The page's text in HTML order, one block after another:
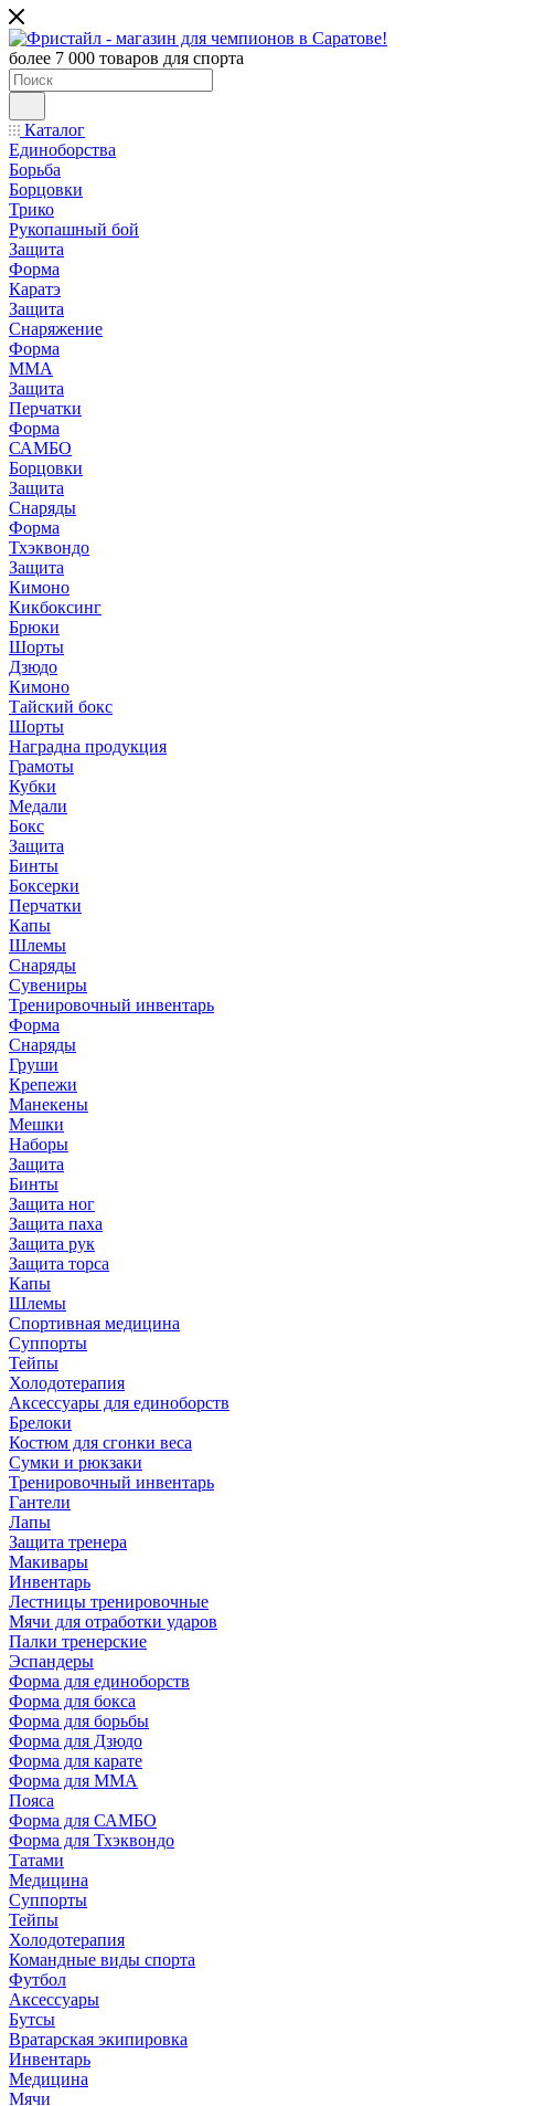
более 7 000 товаров для спорта
Каталог
Единоборства
Борьба
Борцовки
Трико
Рукопашный бой
Защита
Форма
Каратэ
Защита
Снаряжение
Форма
ММА
Защита
Перчатки
Форма
САМБО
Борцовки
Защита
Снаряды
Форма
Тхэквондо
Защита
Кимоно
Кикбоксинг
Брюки
Шорты
Дзюдо
Кимоно
Тайский бокс
Шорты
Наградна продукция
Грамоты
Кубки
Медали
Бокс
Защита
Бинты
Боксерки
Перчатки
Капы
Шлемы
Снаряды
Сувениры
Тренировочный инвентарь
Форма
Снаряды
Груши
Крепежи
Манекены
Мешки
Наборы
Защита
Бинты
Защита ног
Защита паха
Защита рук
Защита торса
Капы
Шлемы
Спортивная медицина
Суппорты
Тейпы
Холодотерапия
Аксессуары для единоборств
Брелоки
Костюм для сгонки веса
Сумки и рюкзаки
Тренировочный инвентарь
Гантели
Лапы
Защита тренера
Макивары
Инвентарь
Лестницы тренировочные
Мячи для отработки ударов
Палки тренерские
Эспандеры
Форма для единоборств
Форма для бокса
Форма для борьбы
Форма для Дзюдо
Форма для карате
Форма для MMA
Пояса
Форма для САМБО
Форма для Тхэквондо
Татами
Медицина
Суппорты
Тейпы
Холодотерапия
Командные виды спорта
Футбол
Аксессуары
Бутсы
Вратарская экипировка
Инвентарь
Медицина
Мячи